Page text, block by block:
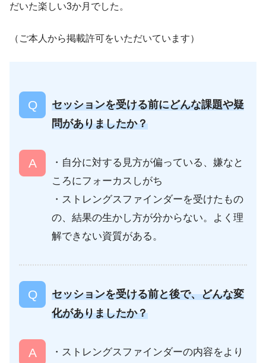
だいた楽しい3か月でした。
（ご本人から掲載許可をいただいています）
セッションを受ける前にどんな課題や疑
問がありましたか？
・自分に対する見方が偏っている、嫌なと
ころにフォーカスしがち
・ストレングスファインダーを受けたもの
の、結果の生かし方が分からない。よく理
解できない資質がある。
セッションを受ける前と後で、どんな変
化がありましたか？
・ストレングスファインダーの内容をより